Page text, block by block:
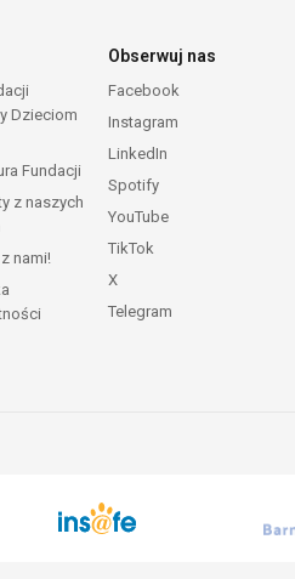
Dzieciom
Fundacji
z naszych
nami!
Obserwuj nas
Facebook
Instagram
LinkedIn
Spotify
YouTube
TikTok
X
Telegram